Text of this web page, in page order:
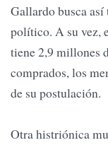
Gallardo busca
político. A su vez,
tiene 2,9 millones
comprados, los
de su postulación.
Otra histriónica